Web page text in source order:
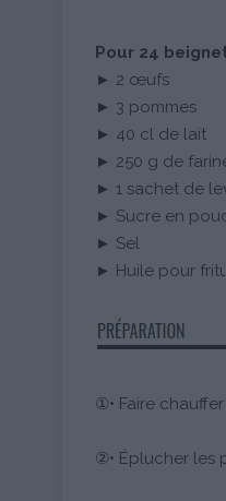
Pour 24
► 2 œufs
► 3 pommes
► 40 cl de lait
► 250 g de
► 1 sachet de
► Sucre en
► Sel
► Huile pour
①• Faire chauffer
②• Éplucher les